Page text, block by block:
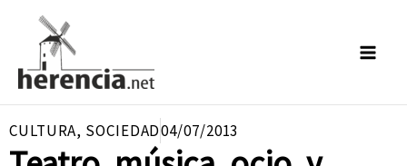
contenido
CULTURA, SOCIEDAD04/07/2013